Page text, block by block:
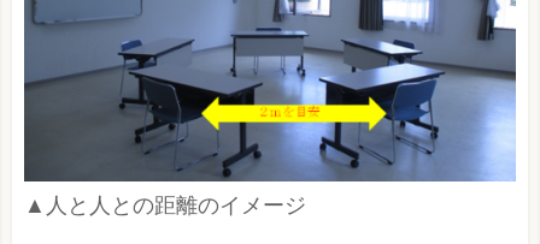
▲人と人との距離のイメージ